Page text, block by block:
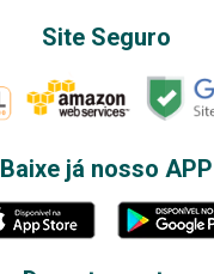
Site Seguro
Baixe já nosso APP